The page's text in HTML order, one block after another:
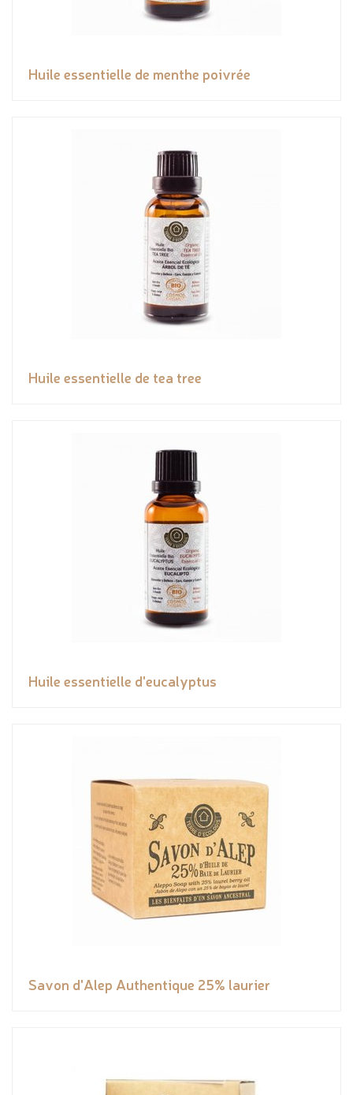
Huile essentielle de menthe poivrée
Huile essentielle de tea tree
Huile essentielle d'eucalyptus
Savon d'Alep Authentique 25% laurier